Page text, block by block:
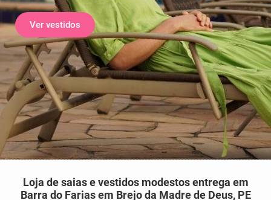
Ver vestidos
Loja de saias e vestidos modestos entrega em
Barra do Farias em Brejo da Madre de Deus, PE